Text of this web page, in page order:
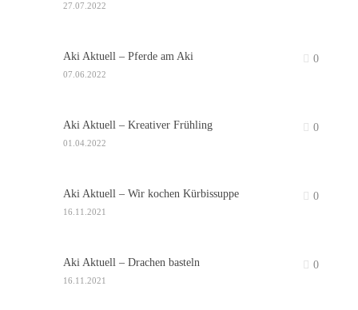
27.07.2022
Aki Aktuell – Pferde am Aki
07.06.2022
0
Aki Aktuell – Kreativer Frühling
01.04.2022
0
Aki Aktuell – Wir kochen Kürbissuppe
16.11.2021
0
Aki Aktuell – Drachen basteln
16.11.2021
0